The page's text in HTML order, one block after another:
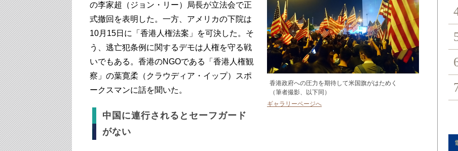
香港政府への圧力を期待して米国旗がはためく
（筆者撮影、以下同）
ギャラリーページへ
の李家超（ジョン・リー）局長が立法会で正
式撤回を表明した。一方、アメリカの下院は
10月15日に「香港人権法案」を可決した。そ
う、逃亡犯条例に関するデモは人権を守る戦
いでもある。香港のNGOである「香港人権観
察」の葉寛柔（クラウディア・イップ）スポ
ークスマンに話を聞いた。
中国に連行されるとセーフガード
がない